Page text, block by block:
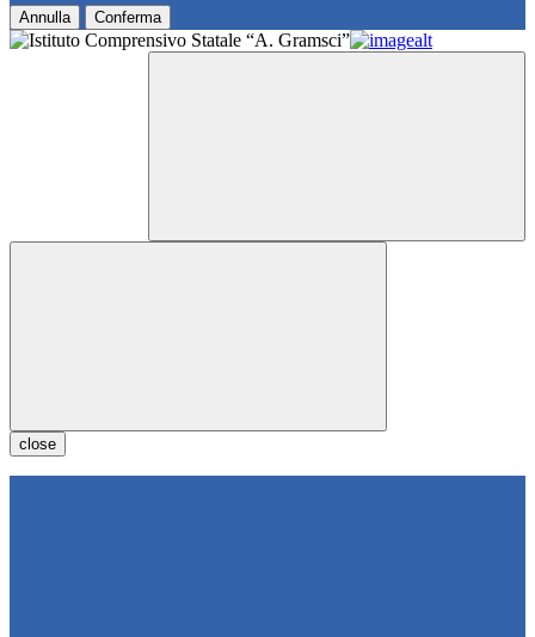
Annulla Conferma
close